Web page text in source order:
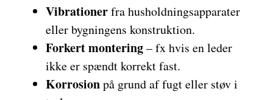
Vibrationerfra husholdningsapparater
eller bygningens konstruktion.
Forkert montering– fx hvis en leder
ikke er spændt korrekt fast.
Korrosionpå grund af fugt eller støv i